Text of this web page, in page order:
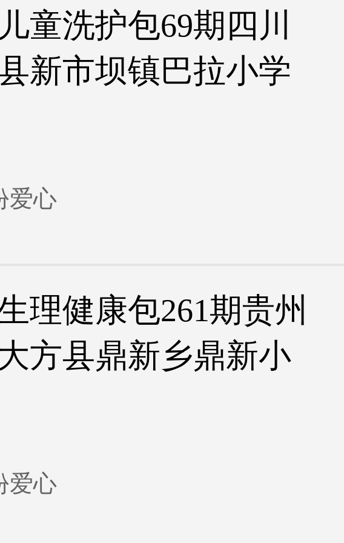
童洗护包69期四川
新市坝镇巴拉小学
爱心
理健康包261期贵州
方县鼎新乡鼎新小
爱心